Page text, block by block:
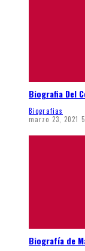
Biografia Del
Biografias
marzo 23, 2021
Biografía de